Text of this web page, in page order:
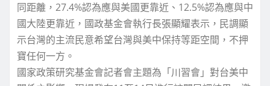
同距離，27.4%認為應與美國更靠近、12.5%認為應與中
國大陸更靠近，國政基金會執行長張顯耀表示，民調顯
示台灣的主流民意希望台灣與美中保持等距空間，不押
寶任何一方。
國家政策研究基金會記者會主題為「川習會」對台美中